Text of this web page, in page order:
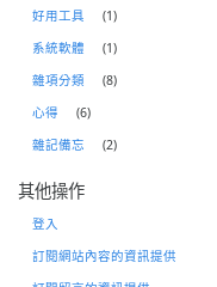
好用工具
(1)
系統軟體
(1)
雜項分類
(8)
心得
(6)
雜記備忘
(2)
其他操作
登入
訂閱網站內容的資訊提供